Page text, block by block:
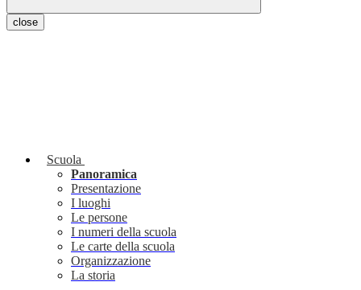
close
Scuola
Panoramica
Presentazione
I luoghi
Le persone
I numeri della scuola
Le carte della scuola
Organizzazione
La storia